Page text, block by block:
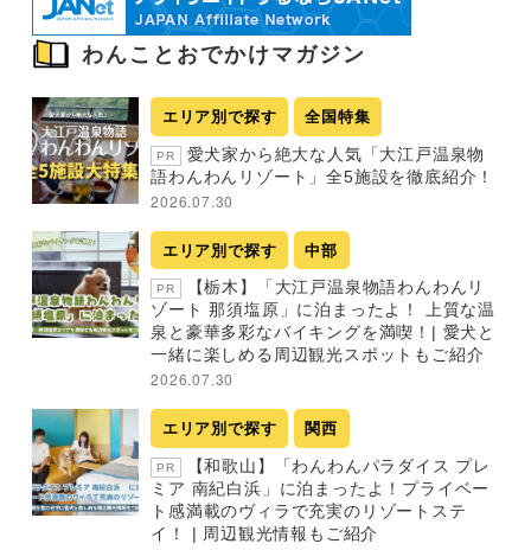
わんことおでかけマガジン
エリア別で探す 全国特集
PR
愛犬家から絶大な人気「大江戸温泉物
語わんわんリゾート」全5施設を徹底紹介！
2026.07.30
エリア別で探す 中部
PR
【栃木】「大江戸温泉物語わんわんリ
ゾート 那須塩原」に泊まったよ！ 上質な温
泉と豪華多彩なバイキングを満喫！| 愛犬と
一緒に楽しめる周辺観光スポットもご紹介
2026.07.30
エリア別で探す 関西
PR
【和歌山】「わんわんパラダイス プレ
ミア 南紀白浜」に泊まったよ！プライベー
ト感満載のヴィラで充実のリゾートステ
イ！ | 周辺観光情報もご紹介